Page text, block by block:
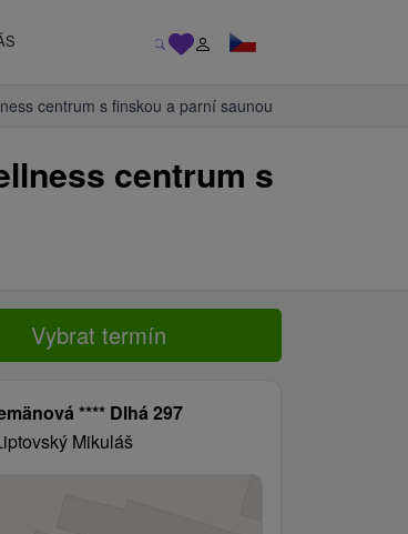
centrum s finskou a parní saunou
centrum s
Vybrat termín
**** Dlhá 297
Mikuláš